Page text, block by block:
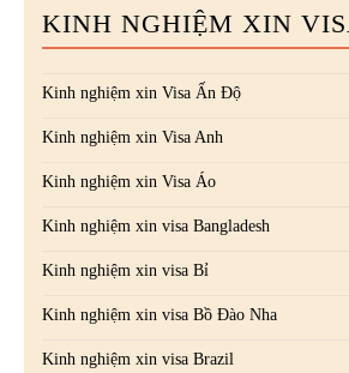
KINH NGHIỆM XIN
Kinh nghiệm xin Visa Ấn Độ
Kinh nghiệm xin Visa Anh
Kinh nghiệm xin Visa Áo
Kinh nghiệm xin visa Bangladesh
Kinh nghiệm xin visa Bỉ
Kinh nghiệm xin visa Bồ Đào Nha
Kinh nghiệm xin visa Brazil